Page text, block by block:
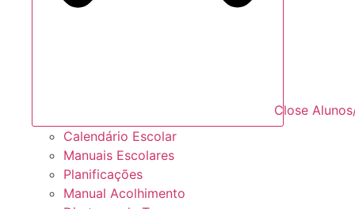
Close
Calendário Escolar
Manuais Escolares
Planificações
Manual Acolhimento